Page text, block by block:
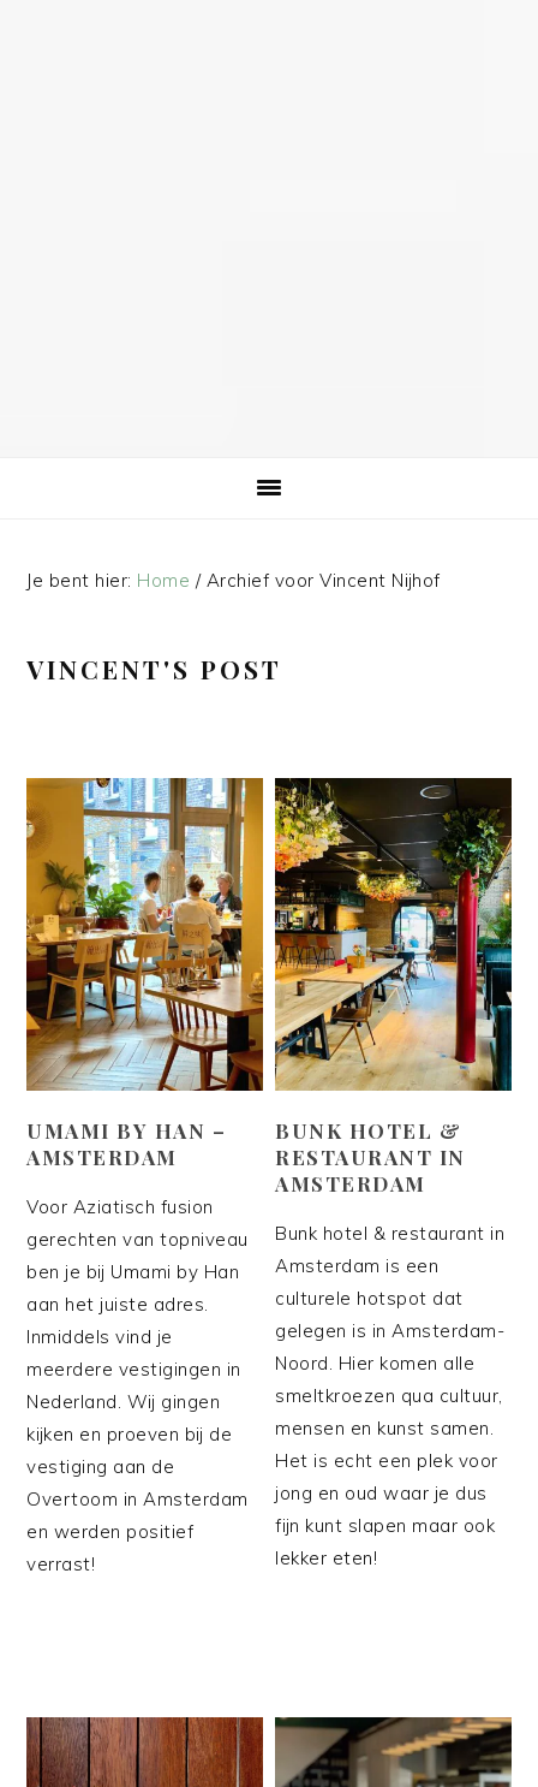
Je bent hier: Home /Archief voor Vincent Nijhof
VINCENT'S POST
UMAMI BY HAN –
AMSTERDAM
Voor Aziatisch fusion
gerechten van topniveau
ben je bij Umami by Han
aan het juiste adres.
Inmiddels vind je
meerdere vestigingen in
Nederland. Wij gingen
kijken en proeven bij de
vestiging aan de
Overtoom in Amsterdam
en werden positief
verrast!
BUNK HOTEL &
RESTAURANT IN
AMSTERDAM
Bunk hotel & restaurant in
Amsterdam is een
culturele hotspot dat
gelegen is in Amsterdam-
Noord. Hier komen alle
smeltkroezen qua cultuur,
mensen en kunst samen.
Het is echt een plek voor
jong en oud waar je dus
fijn kunt slapen maar ook
lekker eten!